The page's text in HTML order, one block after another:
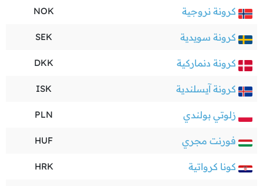
كرونة نروجية NOK
كرونة سويدية SEK
كرونة دنماركية DKK
كرونة آيسلندية ISK
زلوتي بولندي PLN
فورنت مجري HUF
كونا كرواتية HRK